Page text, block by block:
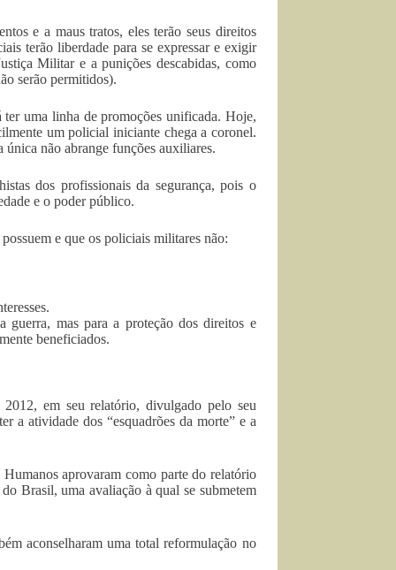
e a maus tratos, eles terão seus direitos
terão liberdade para se expressar e exigir
Militar e a punições descabidas, como
serão permitidos).
uma linha de promoções unificada. Hoje,
um policial iniciante chega a coronel.
única não abrange funções auxiliares.
dos profissionais da segurança, pois o
e o poder público.
e que os policiais militares não:
guerra, mas para a proteção dos direitos e
beneficiados.
em seu relatório, divulgado pelo seu
a atividade dos “esquadrões da morte” e a
aprovaram como parte do relatório
Brasil, uma avaliação à qual se submetem
aconselharam uma total reformulação no